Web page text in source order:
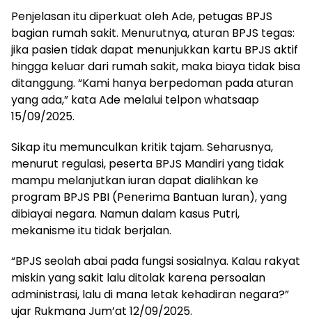
Penjelasan itu diperkuat oleh Ade, petugas BPJS
bagian rumah sakit. Menurutnya, aturan BPJS tegas:
jika pasien tidak dapat menunjukkan kartu BPJS aktif
hingga keluar dari rumah sakit, maka biaya tidak bisa
ditanggung. “Kami hanya berpedoman pada aturan
yang ada,” kata Ade melalui telpon whatsaap
15/09/2025.
Sikap itu memunculkan kritik tajam. Seharusnya,
menurut regulasi, peserta BPJS Mandiri yang tidak
mampu melanjutkan iuran dapat dialihkan ke
program BPJS PBI (Penerima Bantuan Iuran), yang
dibiayai negara. Namun dalam kasus Putri,
mekanisme itu tidak berjalan.
“BPJS seolah abai pada fungsi sosialnya. Kalau rakyat
miskin yang sakit lalu ditolak karena persoalan
administrasi, lalu di mana letak kehadiran negara?”
ujar Rukmana Jum’at 12/09/2025.